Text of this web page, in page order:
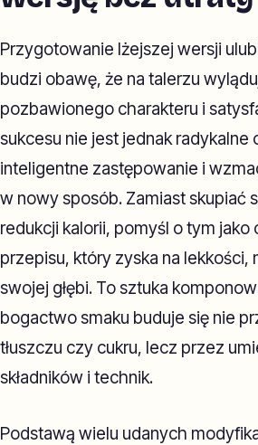
Przygotowanie lżejszej wersji
budzi obawę, że na talerzu
pozbawionego charakteru i
sukcesu nie jest jednak
inteligentne zastępowanie i
w nowy sposób. Zamiast skupiać
redukcji kalorii, pomyśl o tym jako
przepisu, który zyska na lekkości,
swojej głębi. To sztuka
bogactwo smaku buduje się nie
tłuszczu czy cukru, lecz przez
składników i technik.
Podstawą wielu udanych